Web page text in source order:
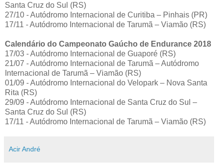
Santa Cruz do Sul (RS)
27/10 - Autódromo Internacional de Curitiba – Pinhais (PR)
17/11 - Autódromo Internacional de Tarumã – Viamão (RS)
Calendário do Campeonato Gaúcho de Endurance 2018
17/03 - Autódromo Internacional de Guaporé (RS)
21/07 - Autódromo Internacional de Tarumã – Autódromo
Internacional de Tarumã – Viamão (RS)
01/09 - Autódromo Internacional do Velopark – Nova Santa
Rita (RS)
29/09 - Autódromo Internacional de Santa Cruz do Sul –
Santa Cruz do Sul (RS)
17/11 - Autódromo Internacional de Tarumã – Viamão (RS)
Acir André